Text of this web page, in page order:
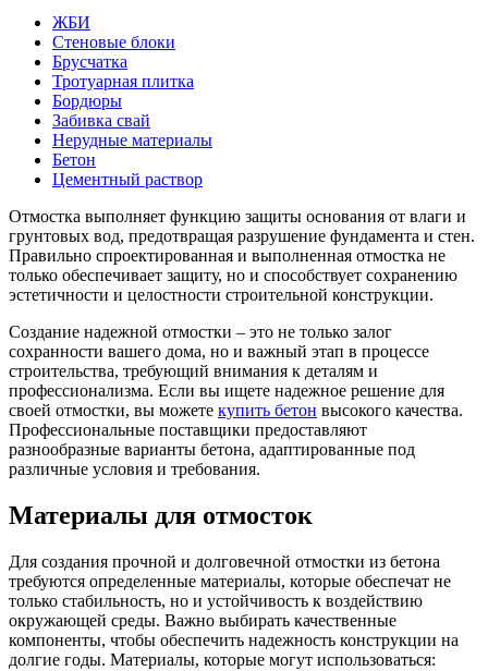
ЖБИ
Стеновые блоки
Брусчатка
Тротуарная плитка
Бордюры
Забивка свай
Нерудные материалы
Бетон
Цементный раствор
Отмостка выполняет функцию защиты основания от влаги и
грунтовых вод, предотвращая разрушение фундамента и стен.
Правильно спроектированная и выполненная отмостка не
только обеспечивает защиту, но и способствует сохранению
эстетичности и целостности строительной конструкции.
Создание надежной отмостки – это не только залог
сохранности вашего дома, но и важный этап в процессе
строительства, требующий внимания к деталям и
профессионализма. Если вы ищете надежное решение для
своей отмостки, вы можете купить бетон высокого качества.
Профессиональные поставщики предоставляют
разнообразные варианты бетона, адаптированные под
различные условия и требования.
Материалы для отмосток
Для создания прочной и долговечной отмостки из бетона
требуются определенные материалы, которые обеспечат не
только стабильность, но и устойчивость к воздействию
окружающей среды. Важно выбирать качественные
компоненты, чтобы обеспечить надежность конструкции на
долгие годы. Материалы, которые могут использоваться: